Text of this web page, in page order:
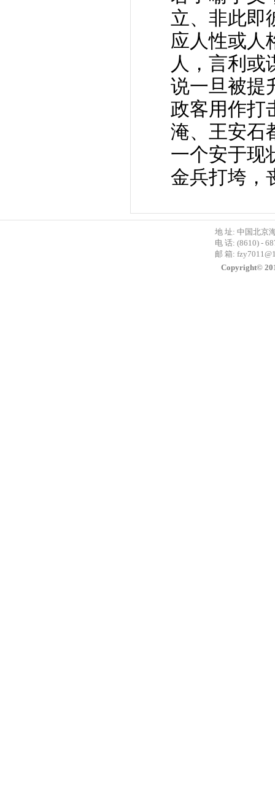
立、非此即
应人性或人
人，言利或
说一旦被提
政客用作打
淹、王安石
一个安于现
金兵打垮，
地 址: 中国北京
电 话: (8610) -
邮 箱:
Copyright©